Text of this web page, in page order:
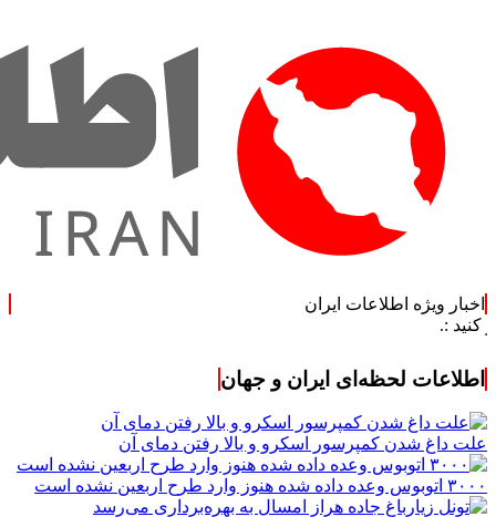
اخبار ویژه اطلاعات ایران
اطلاعات لحظه‌ای ایران و جهان
علت داغ شدن کمپرسور اسکرو و بالا رفتن دمای آن
۳۰۰۰ اتوبوس وعده داده شده هنوز وارد طرح اربعین نشده است